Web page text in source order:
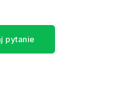
pytanie